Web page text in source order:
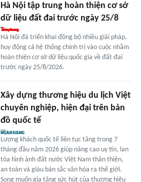
Hà Nội tập trung hoàn thiện cơ sở
dữ liệu đất đai trước ngày 25/8
Hà Nội đã triển khai đồng bộ nhiều giải pháp,
huy động cả hệ thống chính trị vào cuộc nhằm
hoàn thiện cơ sở dữ liệu quốc gia về đất đai
trước ngày 25/8/2026.
Xây dựng thương hiệu du lịch Việt
chuyên nghiệp, hiện đại trên bản
đồ quốc tế
Lượng khách quốc tế liên tục tăng trong 7
tháng đầu năm 2026 giúp nâng cao uy tín, lan
tỏa hình ảnh đất nước Việt Nam thân thiện,
an toàn và giàu bản sắc văn hóa ra thế giới.
Song muốn gia tăng sức hút của thương hiệu